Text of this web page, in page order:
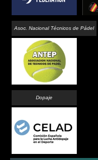
Asoc. Nacional Técnicos de Pádel
Dopaje